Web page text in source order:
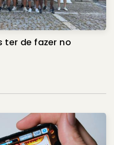
ter de fazer no